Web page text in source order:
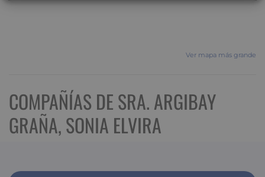
Ver mapa más grande
COMPAÑÍAS DE SRA. ARGIBAY
GRAÑA, SONIA ELVIRA